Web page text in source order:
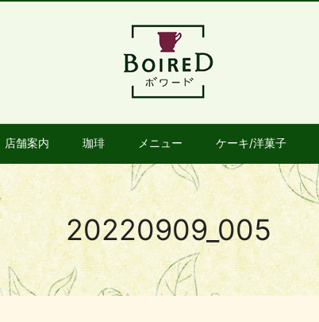
店舗案内 珈琲 メニュー ケーキ/洋菓子
20220909_005